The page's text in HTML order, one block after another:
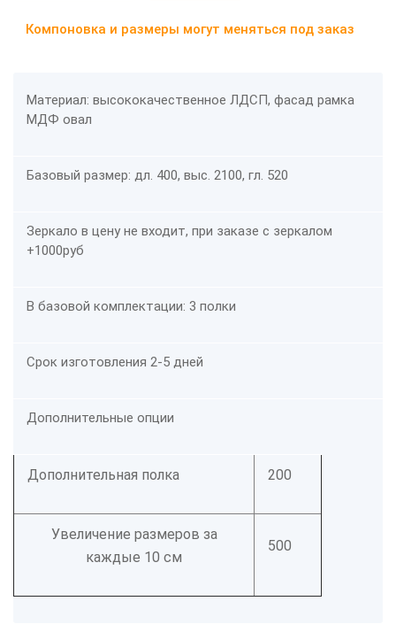
Компоновка и размеры могут меняться под заказ
Материал: высококачественное ЛДСП, фасад рамка
МДФ овал
Базовый размер: дл. 400, выс. 2100, гл. 520
Зеркало в цену не входит, при заказе с зеркалом
+1000руб
В базовой комплектации: 3 полки
Срок изготовления 2-5 дней
Дополнительные опции
Дополнительная полка 200
Увеличение размеров за
каждые 10 см
500